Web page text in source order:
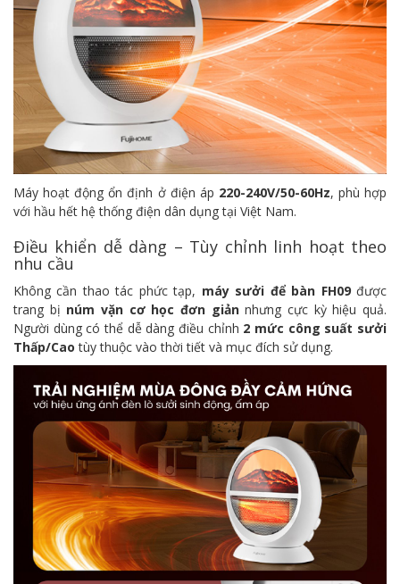
Máy hoạt động ổn định ở điện áp 220-240V/50-60Hz, phù hợp
với hầu hết hệ thống điện dân dụng tại Việt Nam.
Điều khiển dễ dàng – Tùy chỉnh linh hoạt theo
nhu cầu
Không cần thao tác phức tạp, máy sưởi để bàn FH09được
trang bị núm vặn cơ học đơn giảnnhưng cực kỳ hiệu quả.
Người dùng có thể dễ dàng điều chỉnh 2 mức công suất sưởi
Thấp/Cao tùy thuộc vào thời tiết và mục đích sử dụng.